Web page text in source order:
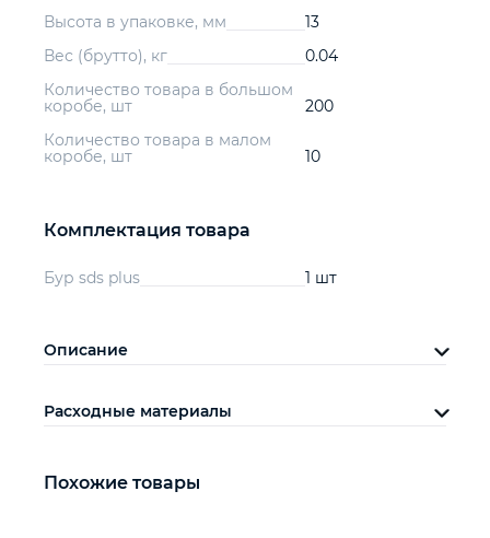
Высота в упаковке, мм
13
Вес (брутто), кг
0.04
Количество товара в большом
коробе, шт
200
Количество товара в малом
коробе, шт
10
Комплектация товара
Бур sds plus 1 шт
Описание
Расходные материалы
Похожие товары